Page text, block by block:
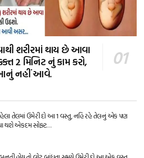
શરીરમાં થાય છે આવા
2 મિનિટ નું કામ કરો,
નહીં આવે.
તેલમાં ઉમેરી દો આ 1 વસ્તુ, નહિ રહે તેલનું એક પણ
થશે એકદમ સોફ્ટ…